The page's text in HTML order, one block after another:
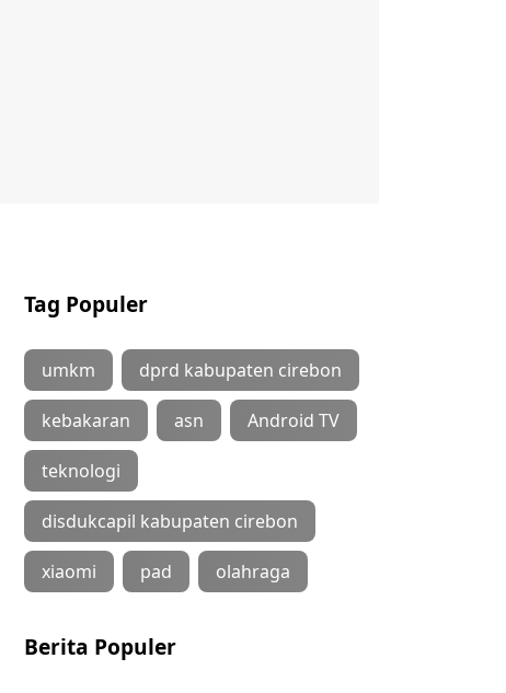
Tag Populer
umkm dprd kabupaten cirebon
kebakaran asn Android TV
teknologi
disdukcapil kabupaten cirebon
xiaomi pad olahraga
Berita Populer